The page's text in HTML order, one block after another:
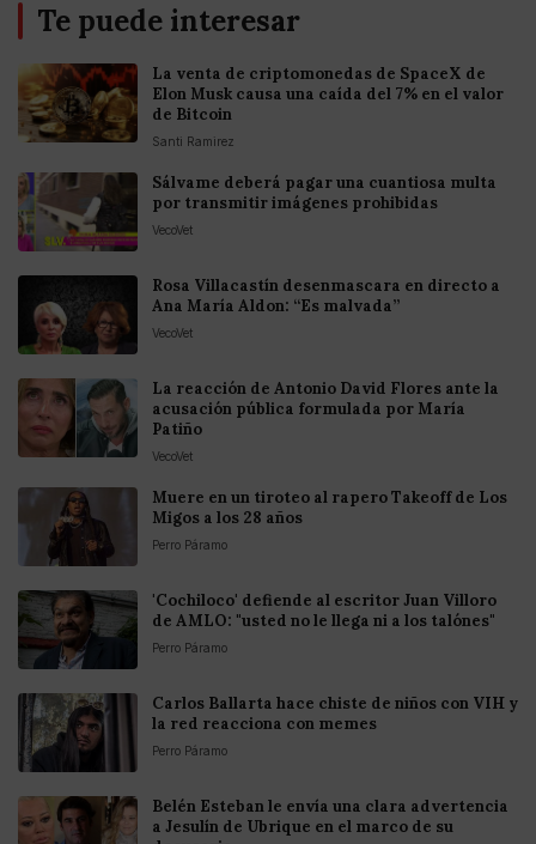
Te puede interesar
La venta de criptomonedas de SpaceX de
Elon Musk causa una caída del 7% en el valor
de Bitcoin
Santi Ramirez
Sálvame deberá pagar una cuantiosa multa
por transmitir imágenes prohibidas
VecoVet
Rosa Villacastín desenmascara en directo a
Ana María Aldon: “Es malvada”
VecoVet
La reacción de Antonio David Flores ante la
acusación pública formulada por María
Patiño
VecoVet
Muere en un tiroteo al rapero Takeoff de Los
Migos a los 28 años
Perro Páramo
'Cochiloco' defiende al escritor Juan Villoro
de AMLO: "usted no le llega ni a los talónes"
Perro Páramo
Carlos Ballarta hace chiste de niños con VIH y
la red reacciona con memes
Perro Páramo
Belén Esteban le envía una clara advertencia
a Jesulín de Ubrique en el marco de su